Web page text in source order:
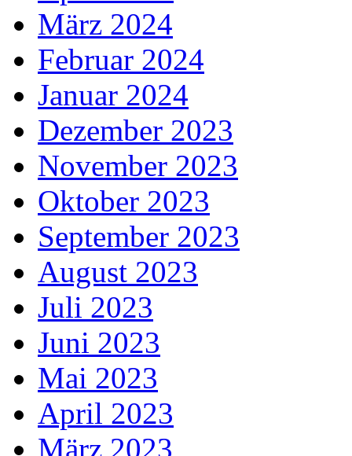
März 2024
Februar 2024
Januar 2024
Dezember 2023
November 2023
Oktober 2023
September 2023
August 2023
Juli 2023
Juni 2023
Mai 2023
April 2023
März 2023